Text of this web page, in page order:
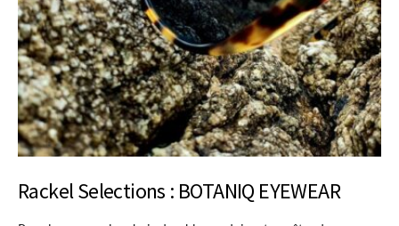
Rackel Selections : BOTANIQ EYEWEAR